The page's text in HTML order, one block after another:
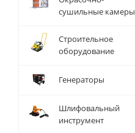
сушильные камеры
Строительное
оборудование
Генераторы
Шлифовальный
инструмент